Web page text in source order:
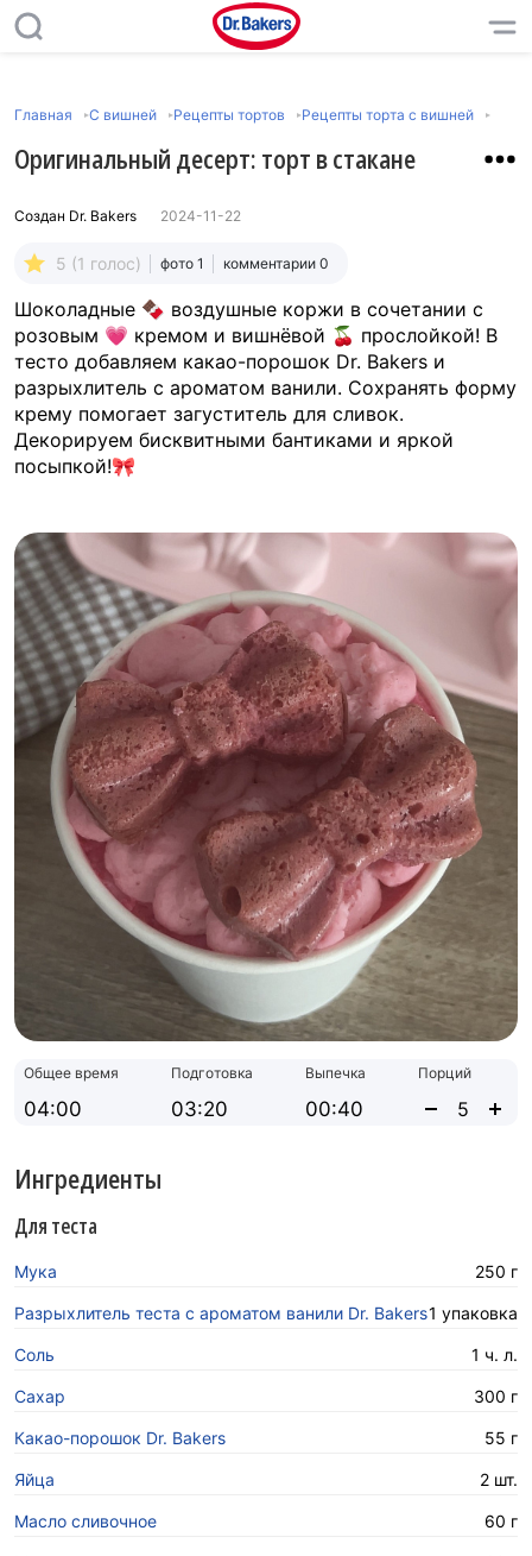
Главная С вишней Рецепты тортов Рецепты торта с вишней
Оригинальный десерт: торт в стакане
Создан Dr. Bakers 2024-11-22
5 (1 голос) фото 1 комментарии 0
Шоколадные 🍫 воздушные коржи в сочетании с
розовым 💗 кремом и вишнёвой 🍒 прослойкой! В
тесто добавляем какао-порошок Dr. Bakers и
разрыхлитель с ароматом ванили. Сохранять форму
крему помогает загуститель для сливок.
Декорируем бисквитными бантиками и яркой
посыпкой!🎀
Общее время
04:00
Подготовка
03:20
Выпечка
00:40
Порций
Ингредиенты
Для теста
Мука 250 г
Разрыхлитель теста с ароматом ванили Dr. Bakers1 упаковка
Соль 1 ч. л.
Сахар 300 г
Какао-порошок Dr. Bakers 55 г
Яйца 2 шт.
Масло сливочное 60 г